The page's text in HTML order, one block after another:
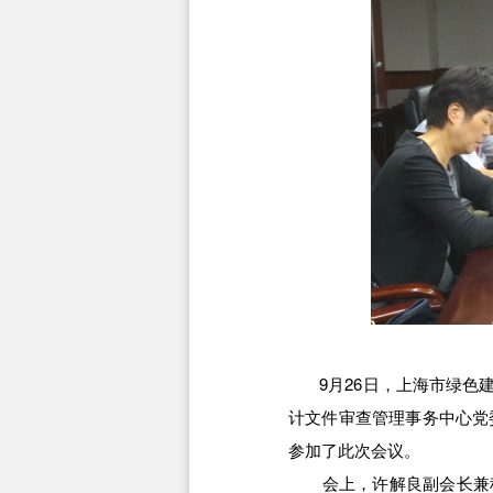
9月26日，上海市绿色建
计文件审查管理事务中心
参加了此次会议。
会上，许解良副会长兼